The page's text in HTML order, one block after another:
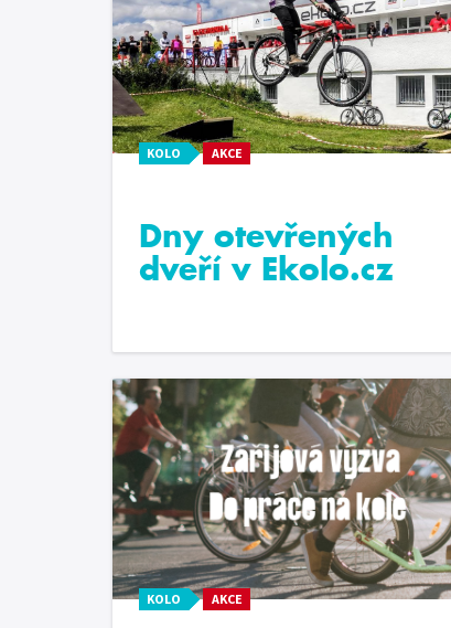
KOLO AKCE
Dny otevřených
dveří v Ekolo.cz
KOLO AKCE